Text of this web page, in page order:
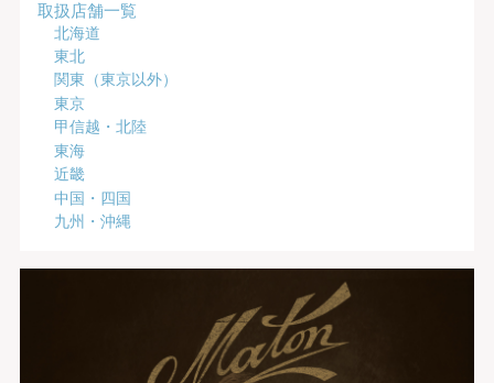
取扱店舗一覧
北海道
東北
関東（東京以外）
東京
甲信越・北陸
東海
近畿
中国・四国
九州・沖縄